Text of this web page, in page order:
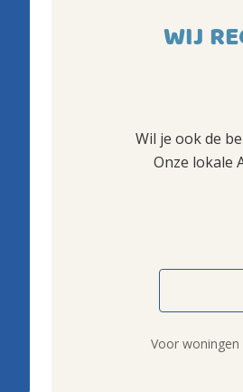
WIJ
Wil je ook de
Onze lokale
Voor woningen